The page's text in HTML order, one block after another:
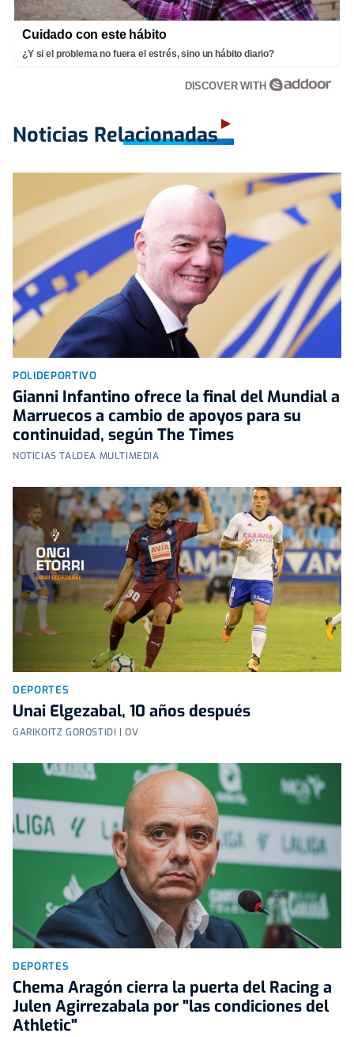
Cuidado con este hábito
¿Y si el problema no fuera el estrés, sino un hábito diario?
DISCOVER WITH
Noticias Relacionadas
POLIDEPORTIVO
Gianni Infantino ofrece la final del Mundial a
Marruecos a cambio de apoyos para su
continuidad, según The Times
NOTICIAS TALDEA MULTIMEDIA
DEPORTES
Unai Elgezabal, 10 años después
GARIKOITZ GOROSTIDI | OV
DEPORTES
Chema Aragón cierra la puerta del Racing a
Julen Agirrezabala por "las condiciones del
Athletic"